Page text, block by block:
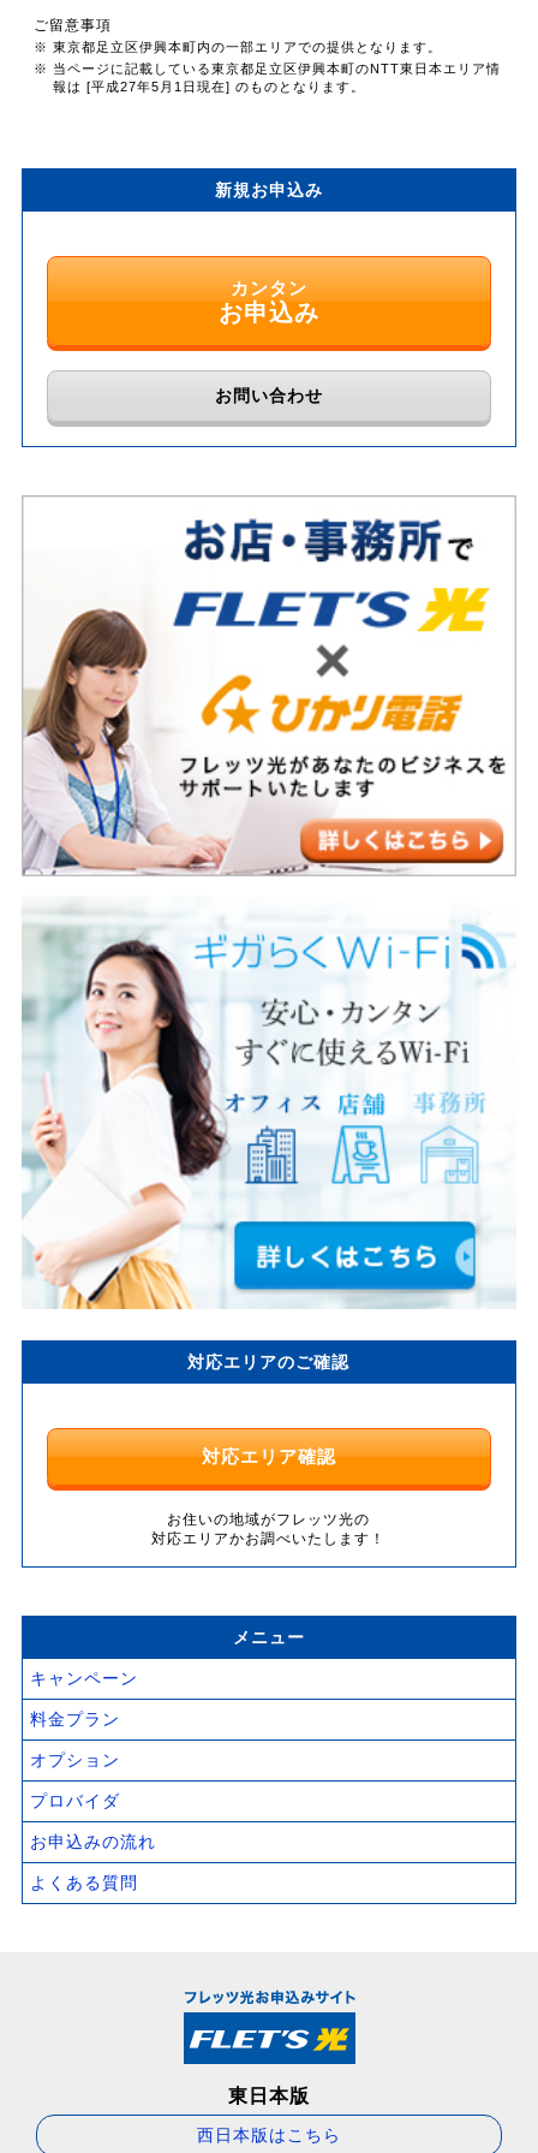
ご留意事項
※ 東京都足立区伊興本町内の一部エリアでの提供となります。
※ 当ページに記載している東京都足立区伊興本町のNTT東日本エリア情
報は [平成27年5月1日現在] のものとなります。
新規お申込み
カンタン
お申込み
お問い合わせ
対応エリアのご確認
対応エリア確認
お住いの地域がフレッツ光の
対応エリアかお調べいたします！
メニュー
キャンペーン
料金プラン
オプション
プロバイダ
お申込みの流れ
よくある質問
東日本版
西日本版はこちら